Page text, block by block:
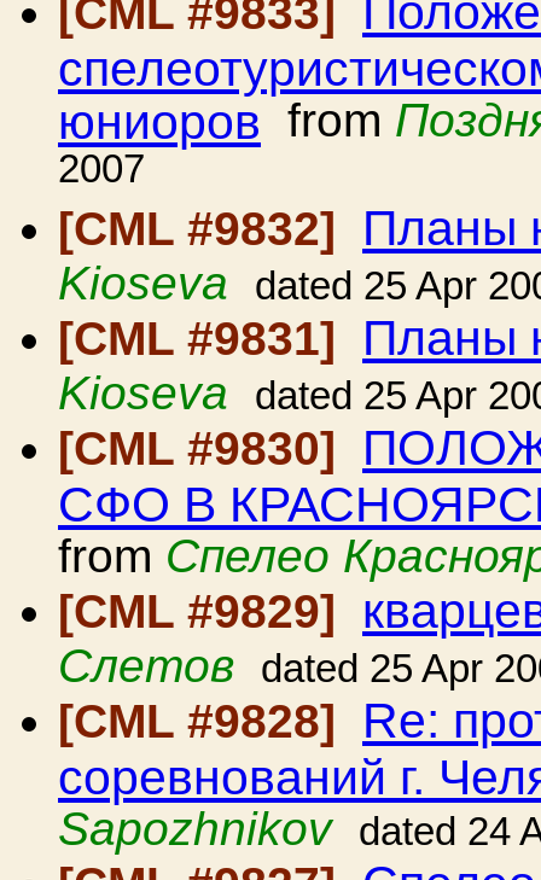
[CML #9833]
юниоров from
2007
[CML #9832]
Планы
Kioseva dated 25 Apr
[CML #9831] Планы
Kioseva dated 25 Apr
[CML #9830]
СФО В
from Спелео
[CML #9829]
Слетов dated 25 Apr
[CML #9828] Re:
соревнований г.
Sapozhnikov
dated 24